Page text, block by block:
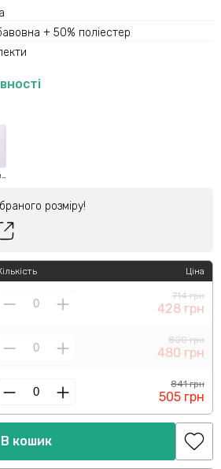
+ 50% поліестер
Блакитний
розміру!
Ціна
714 грн
428 грн
800 грн
480 грн
841 грн
505 грн
В кошик